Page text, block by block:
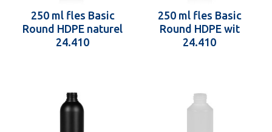
250 ml fles Basic
Round HDPE naturel
24.410
250 ml fles Basic
Round HDPE wit
24.410